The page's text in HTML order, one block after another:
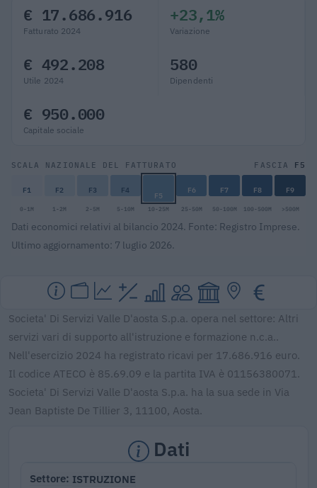
€ 17.686.916
Fatturato 2024
+23,1%
Variazione
€ 492.208
Utile 2024
580
Dipendenti
€ 950.000
Capitale sociale
SCALA NAZIONALE DEL FATTURATO FASCIA F5
F1 F2 F3 F4 F5 F6 F7 F8 F9
0-1M 1-2M 2-5M 5-10M 10-25M 25-50M 50-100M 100-500M >500M
Dati economici relativi al bilancio 2024. Fonte: Registro Imprese.
Ultimo aggiornamento: 7 luglio 2026.
Societa' Di Servizi Valle D'aosta S.p.a. opera nel settore: Altri
servizi vari di supporto all'istruzione e formazione n.c.a..
Nell'esercizio 2024 ha registrato ricavi per 17.686.916 euro.
Il codice ATECO è 85.69.09 e la partita IVA è 01156380071.
Societa' Di Servizi Valle D'aosta S.p.a. ha la sua sede in Via
Jean Baptiste De Tillier 3, 11100, Aosta.
Dati
Settore ISTRUZIONE